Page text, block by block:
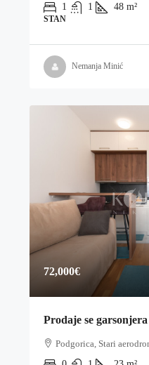
1
1 48 m²
STAN
Nemanja Minić
72,000€
Prodaje se
Podgorica, Stari